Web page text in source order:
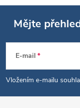
Z
á
p
Mějte
E-mail
Vložením e-mailu